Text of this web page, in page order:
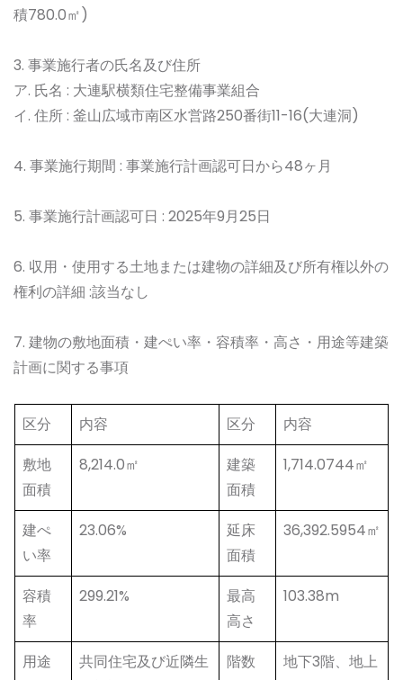
積780.0㎡)
3. 事業施行者の氏名及び住所
ア. 氏名 : 大連駅横類住宅整備事業組合
イ. 住所 : 釜山広域市南区水営路250番街11-16(大連洞)
4. 事業施行期間 : 事業施行計画認可日から48ヶ月
5. 事業施行計画認可日 : 2025年9月25日
6. 収用・使用する土地または建物の詳細及び所有権以外の
権利の詳細 :該当なし
7. 建物の敷地面積・建ぺい率・容積率・高さ・用途等建築
計画に関する事項
区分 内容 区分
内容
敷地
面積
8,214.0㎡
建築
面積
1,714.0744㎡
建ぺ
い率
23.06%
延床
面積
36,392.5954㎡
容積
率
299.21%
最高
高さ
103.38m
用途
共同住宅及び近隣生
階数
地下3階、地上